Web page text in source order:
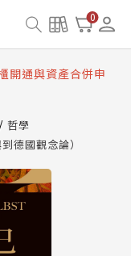
0
併與書櫃開通申請
題
開通與資產合併申
與書櫃開通申請
哲學
德國觀念論）